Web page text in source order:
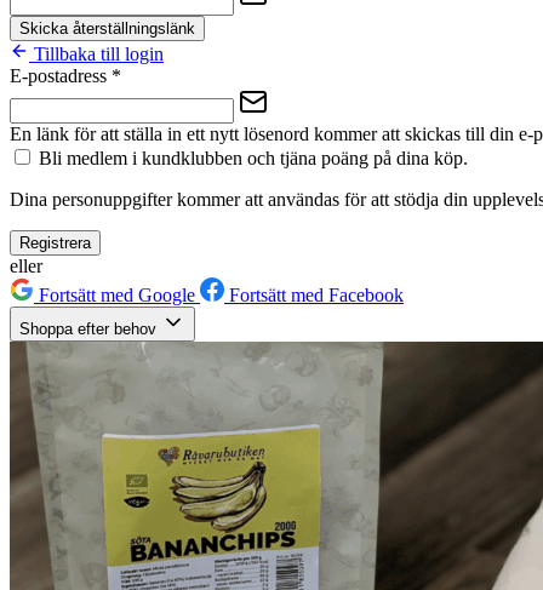
Skicka återställningslänk
Tillbaka till login
E-postadress *
En länk för att ställa in ett nytt lösenord kommer att skickas till din e-
Bli medlem i kundklubben och tjäna poäng på dina köp.
Dina personuppgifter kommer att användas för att stödja din
Registrera
eller
Fortsätt med Google
Fortsätt med Facebook
Shoppa efter behov